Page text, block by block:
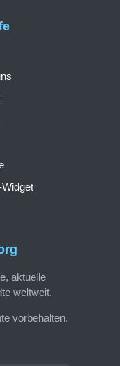
aktuelle
weltweit.
vorbehalten.